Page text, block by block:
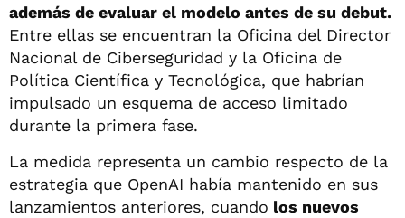
además de evaluar el modelo antes de su debut.
Entre ellas se encuentran la Oficina del Director
Nacional de Ciberseguridad y la Oficina de
Política Científica y Tecnológica, que habrían
impulsado un esquema de acceso limitado
durante la primera fase.
La medida representa un cambio respecto de la
estrategia que OpenAI había mantenido en sus
lanzamientos anteriores, cuando los nuevos